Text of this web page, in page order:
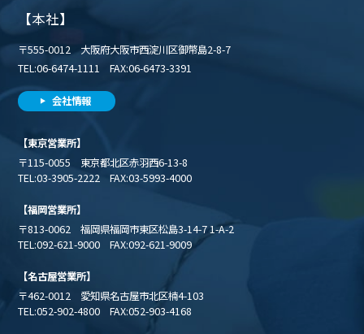
【本社】
〒555-0012 大阪府大阪市西淀川区御幣島2-8-7
TEL:06-6474-1111 FAX:06-6473-3391
会社情報
【東京営業所】
〒115-0055 東京都北区赤羽西6-13-8
TEL:03-3905-2222 FAX:03-5993-4000
【福岡営業所】
〒813-0062 福岡県福岡市東区松島3-14-7 1-A-2
TEL:092-621-9000 FAX:092-621-9009
【名古屋営業所】
〒462-0012 愛知県名古屋市北区楠4-103
TEL:052-902-4800 FAX:052-903-4168